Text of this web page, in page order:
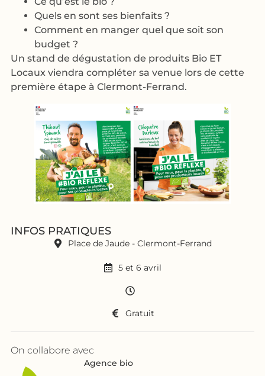
Quels en sont ses bienfaits ?
Comment en manger quel que soit son
budget ?
Un stand de dégustation de produits Bio ET
Locaux viendra compléter sa venue lors de cette
première étape à Clermont-Ferrand.
INFOS PRATIQUES
Place de Jaude - Clermont-Ferrand
5 et 6 avril
Gratuit
On collabore avec
Agence bio